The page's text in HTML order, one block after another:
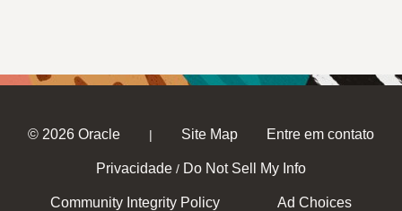
© 2026 Oracle | Site Map Entre em contato
Privacidade / Do Not Sell My Info
Community Integrity Policy Ad Choices